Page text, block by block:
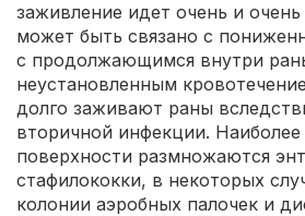
заживление идет очень и
может быть связано с
с продолжающимся внутри
неустановленным
долго заживают раны
вторичной инфекции. Наиболее
поверхности размножаются
стафилококки, в некоторых
колонии аэробных палочек и